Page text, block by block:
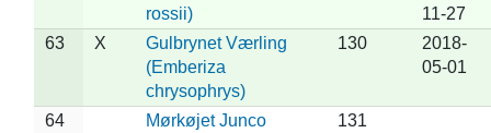
rossii)
11-27
63
X
Gulbrynet Værling
(Emberiza
chrysophrys)
130
2018-
05-01
64
Mørkøjet Junco
131